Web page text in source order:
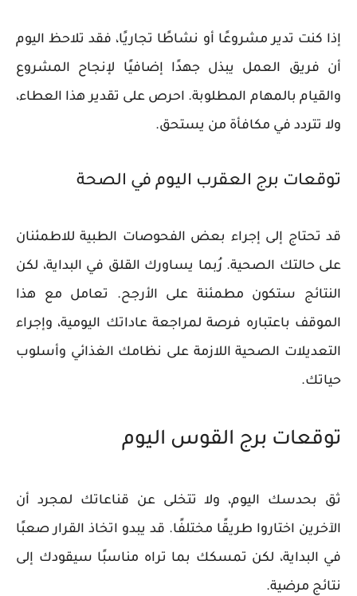
إذا كنت تدير مشروعًا أو نشاطًا تجاريًا، فقد تلاحظ اليوم
أن فريق العمل يبذل جهدًا إضافيًا لإنجاح المشروع
والقيام بالمهام المطلوبة. احرص على تقدير هذا العطاء،
ولا تتردد في مكافأة من يستحق.
توقعات برج العقرب اليوم في الصحة
قد تحتاج إلى إجراء بعض الفحوصات الطبية للاطمئنان
على حالتك الصحية. رُبما يساورك القلق في البداية، لكن
النتائج ستكون مطمئنة على الأرجح. تعامل مع هذا
الموقف باعتباره فرصة لمراجعة عاداتك اليومية، وإجراء
التعديلات الصحية اللازمة على نظامك الغذائي وأسلوب
حياتك.
توقعات برج القوس اليوم
ثق بحدسك اليوم، ولا تتخلى عن قناعاتك لمجرد أن
الآخرين اختاروا طريقًا مختلفًا. قد يبدو اتخاذ القرار صعبًا
في البداية، لكن تمسكك بما تراه مناسبًا سيقودك إلى
نتائج مرضية.